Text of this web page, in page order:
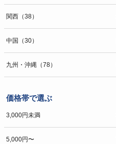
関西（38）
中国（30）
九州・沖縄（78）
価格帯で選ぶ
3,000円未満
5,000円〜